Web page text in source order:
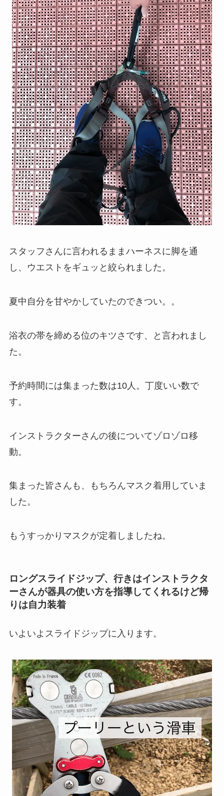
スタッフさんに言われるままハーネスに脚を通
し、ウエストをギュッと絞られました。
夏中自分を甘やかしていたのできつい。。
浴衣の帯を締める位のキツさです、と言われまし
た。
予約時間には集まった数は10人。丁度いい数で
す。
インストラクターさんの後についてゾロゾロ移
動。
集まった皆さんも、もちろんマスク着用していま
した。
もうすっかりマスクが定着しましたね。
ロングスライドジップ、行きはインストラクタ
ーさんが器具の使い方を指導してくれるけど帰
りは自力装着
いよいよスライドジップに入ります。